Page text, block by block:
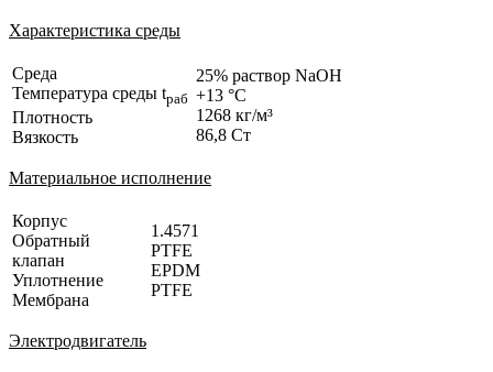
Характеристика среды
Среда
Температура среды tраб
Плотность
Вязкость
25% раствор NaOH
+13 °C
1268 кг/м³
86,8 Ст
Материальное исполнение
Корпус
Обратный
клапан
Уплотнение
Мембрана
1.4571
PTFE
EPDM
PTFE
Электродвигатель